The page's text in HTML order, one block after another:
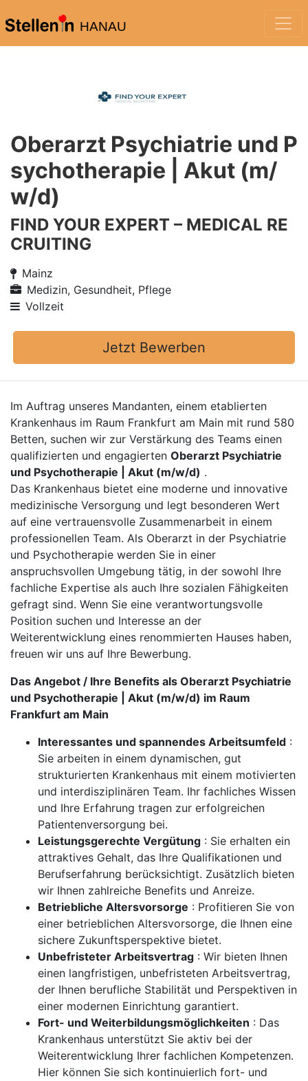
HANAU
Oberarzt Psychiatrie und P
sychotherapie | Akut (m/
w/d)
FIND YOUR EXPERT – MEDICAL RE
CRUITING
Mainz
Medizin, Gesundheit, Pflege
Vollzeit
Jetzt Bewerben
Im Auftrag unseres Mandanten, einem etablierten
Krankenhaus im Raum Frankfurt am Main mit rund 580
Betten, suchen wir zur Verstärkung des Teams einen
qualifizierten und engagierten Oberarzt Psychiatrie
und Psychotherapie | Akut (m/w/d) .
Das Krankenhaus bietet eine moderne und innovative
medizinische Versorgung und legt besonderen Wert
auf eine vertrauensvolle Zusammenarbeit in einem
professionellen Team. Als Oberarzt in der Psychiatrie
und Psychotherapie werden Sie in einer
anspruchsvollen Umgebung tätig, in der sowohl Ihre
fachliche Expertise als auch Ihre sozialen Fähigkeiten
gefragt sind. Wenn Sie eine verantwortungsvolle
Position suchen und Interesse an der
Weiterentwicklung eines renommierten Hauses haben,
freuen wir uns auf Ihre Bewerbung.
Das Angebot / Ihre Benefits als Oberarzt Psychiatrie
und Psychotherapie | Akut (m/w/d) im Raum
Frankfurt am Main
Interessantes und spannendes Arbeitsumfeld :
Sie arbeiten in einem dynamischen, gut
strukturierten Krankenhaus mit einem motivierten
und interdisziplinären Team. Ihr fachliches Wissen
und Ihre Erfahrung tragen zur erfolgreichen
Patientenversorgung bei.
Leistungsgerechte Vergütung : Sie erhalten ein
attraktives Gehalt, das Ihre Qualifikationen und
Berufserfahrung berücksichtigt. Zusätzlich bieten
wir Ihnen zahlreiche Benefits und Anreize.
Betriebliche Altersvorsorge : Profitieren Sie von
einer betrieblichen Altersvorsorge, die Ihnen eine
sichere Zukunftsperspektive bietet.
Unbefristeter Arbeitsvertrag : Wir bieten Ihnen
einen langfristigen, unbefristeten Arbeitsvertrag,
der Ihnen berufliche Stabilität und Perspektiven in
einer modernen Einrichtung garantiert.
Fort- und Weiterbildungsmöglichkeiten : Das
Krankenhaus unterstützt Sie aktiv bei der
Weiterentwicklung Ihrer fachlichen Kompetenzen.
Hier können Sie sich kontinuierlich fort- und